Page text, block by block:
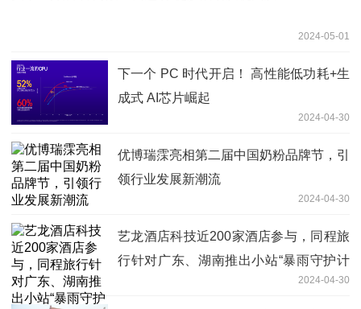
2024-05-01
下一个 PC 时代开启！ 高性能低功耗+生
成式 AI芯片崛起
2024-04-30
优博瑞霂亮相第二届中国奶粉品牌节，引
领行业发展新潮流
2024-04-30
艺龙酒店科技近200家酒店参与，同程旅
行针对广东、湖南推出小站“暴雨守护计
2024-04-30